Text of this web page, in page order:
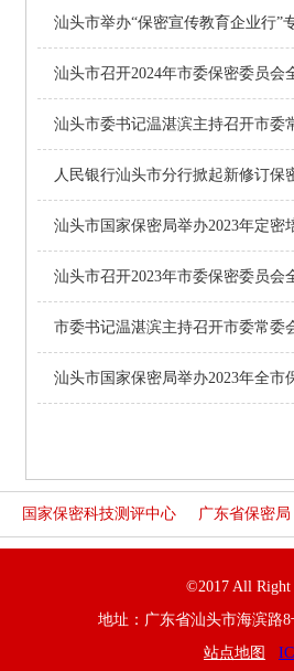
汕头市举办“保密宣传教育企业行”
汕头市召开2024年市委保密委员会
人民银行汕头市分行掀起新修订保
汕头市国家保密局举办2023年定密
汕头市召开2023年市委保密委员会
市委书记温湛滨主持召开市委常委
汕头市国家保密局举办2023年全市
国家保密科技测评中心 广东省保密局
©2017 All Right
地址：广东省汕头市海滨路8
站点地图